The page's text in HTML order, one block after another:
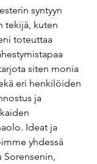
syntyyn
tekijä, kuten
toteuttaa
siten monia
eri henkilöiden
ja
Ideat ja
yhdessä
Sorensenin,